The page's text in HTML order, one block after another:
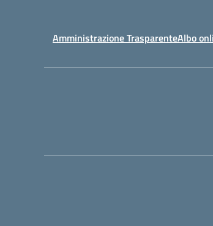
Amministrazione TrasparenteAlbo